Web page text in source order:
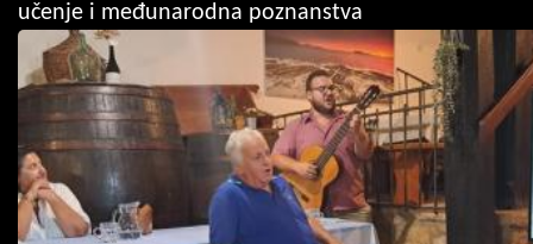
učenje i međunarodna poznanstva